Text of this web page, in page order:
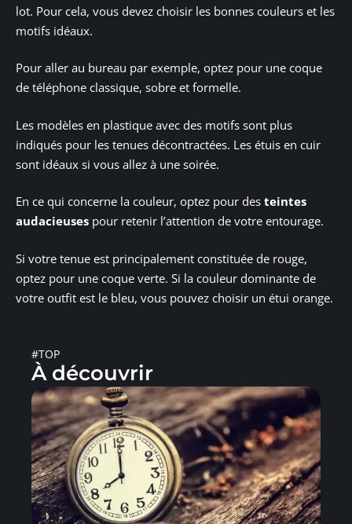
lot. Pour cela, vous devez choisir les bonnes couleurs et les
motifs idéaux.
Pour aller au bureau par exemple, optez pour une coque
de téléphone classique, sobre et formelle.
Les modèles en plastique avec des motifs sont plus
indiqués pour les tenues décontractées. Les étuis en cuir
sont idéaux si vous allez à une soirée.
En ce qui concerne la couleur, optez pour des teintes
audacieuses pour retenir l’attention de votre entourage.
Si votre tenue est principalement constituée de rouge,
optez pour une coque verte. Si la couleur dominante de
votre outfit est le bleu, vous pouvez choisir un étui orange.
#TOP
À découvrir